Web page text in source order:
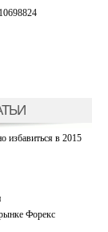
избавиться в 2015
Форекс